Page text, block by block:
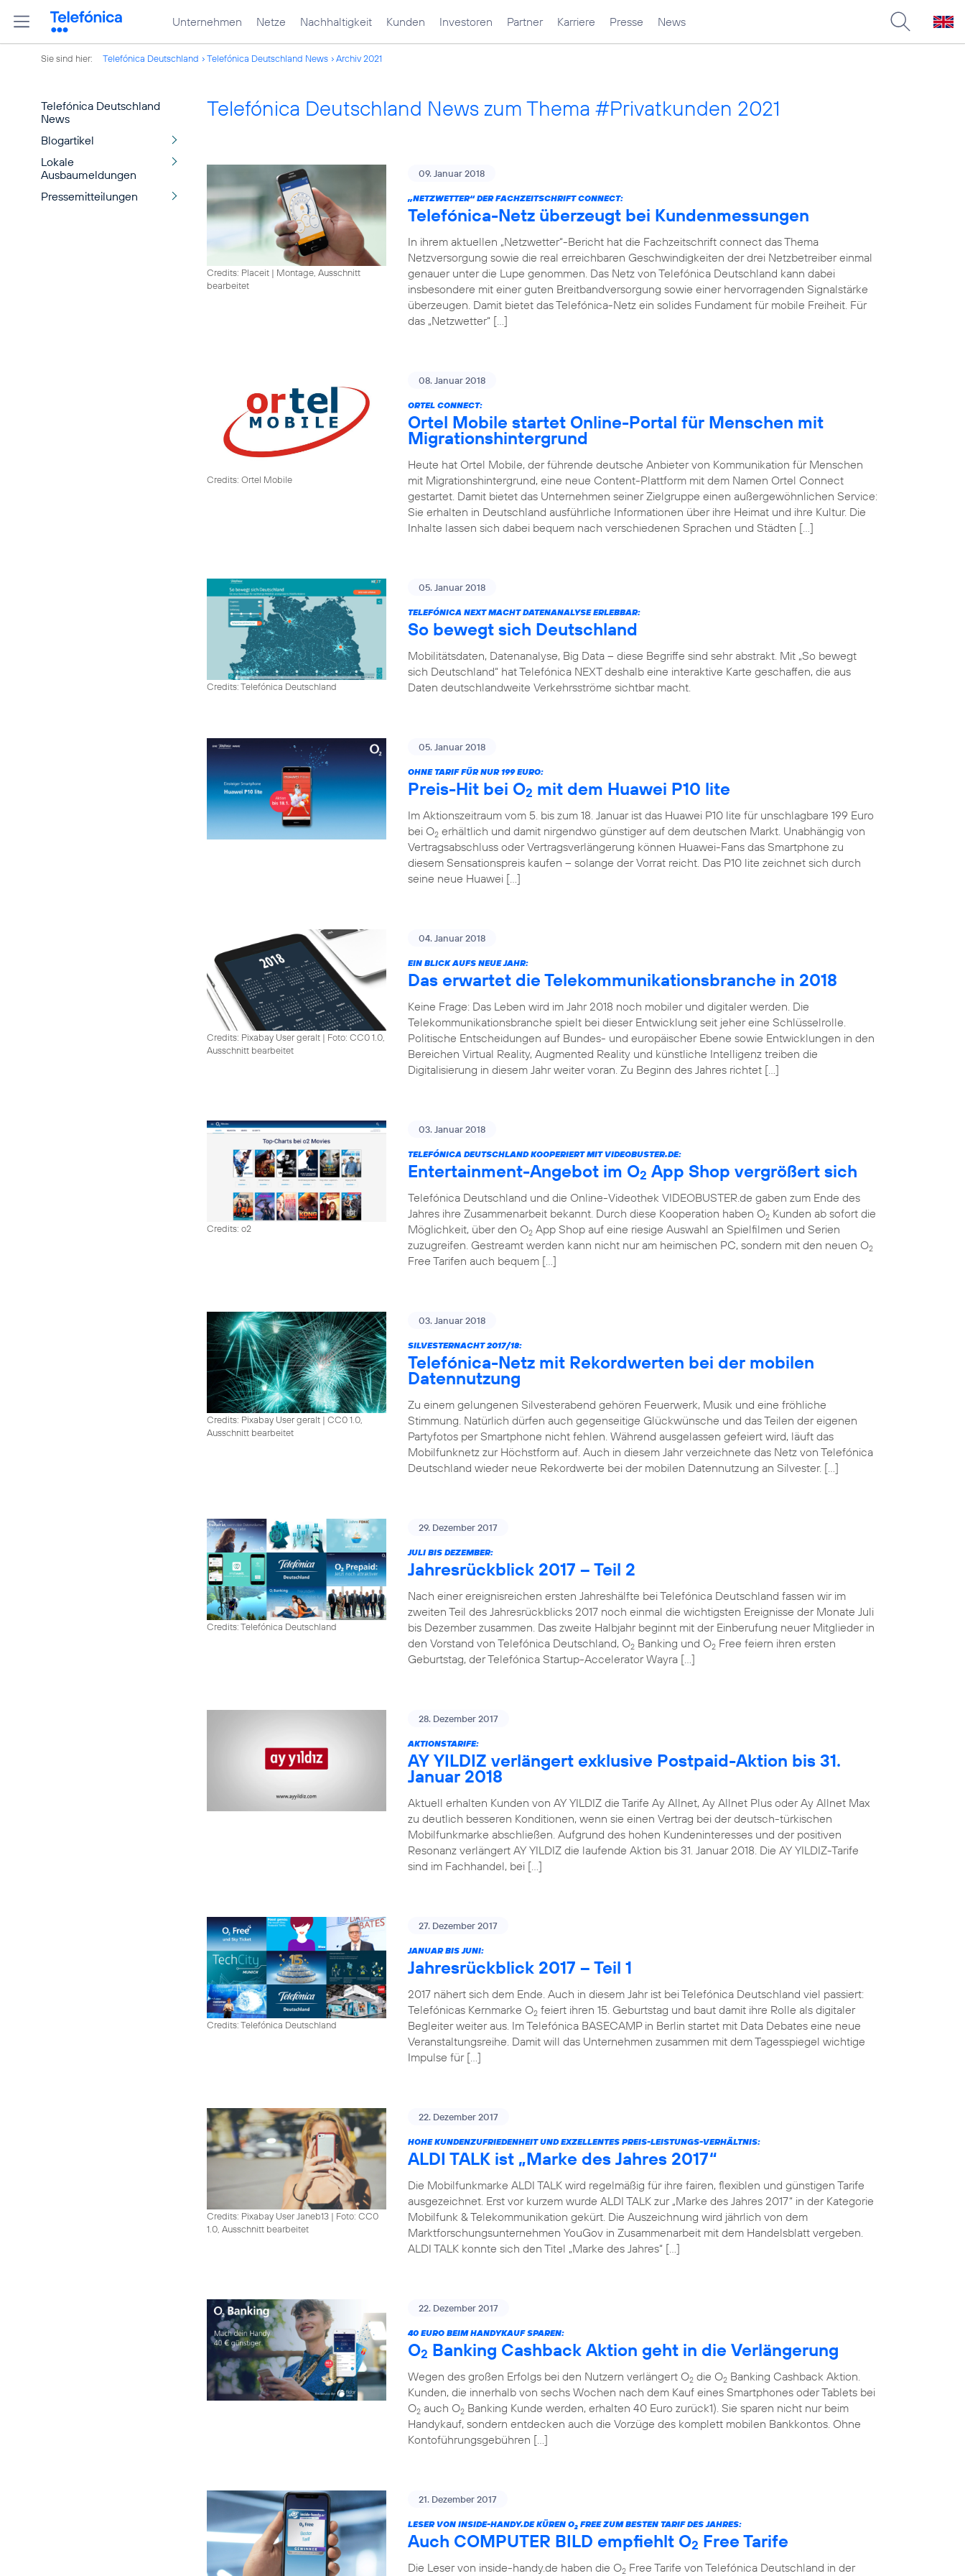
Unternehmen Netze Nachhaltigkeit Kunden Investoren Partner Karriere Presse News
Sie sind hier: Telefónica Deutschland Telefónica Deutschland News Archiv 2021
Telefónica Deutschland
News
Blogartikel
Lokale
Ausbaumeldungen
Pressemitteilungen
Telefónica Deutschland News zum Thema #Privatkunden 2021
Credits: Placeit | Montage, Ausschnitt
bearbeitet
09. Januar 2018
„NETZWETTER“ DER FACHZEITSCHRIFT CONNECT:
Telefónica-Netz überzeugt bei Kundenmessungen
In ihrem aktuellen „Netzwetter“-Bericht hat die Fachzeitschrift connect das Thema
Netzversorgung sowie die real erreichbaren Geschwindigkeiten der drei Netzbetreiber einmal
genauer unter die Lupe genommen. Das Netz von Telefónica Deutschland kann dabei
insbesondere mit einer guten Breitbandversorgung sowie einer hervorragenden Signalstärke
überzeugen. Damit bietet das Telefónica-Netz ein solides Fundament für mobile Freiheit. Für
das „Netzwetter“ […]
Credits: Ortel Mobile
08. Januar 2018
ORTEL CONNECT:
Ortel Mobile startet Online-Portal für Menschen mit
Migrationshintergrund
Heute hat Ortel Mobile, der führende deutsche Anbieter von Kommunikation für Menschen
mit Migrationshintergrund, eine neue Content-Plattform mit dem Namen Ortel Connect
gestartet. Damit bietet das Unternehmen seiner Zielgruppe einen außergewöhnlichen Service:
Sie erhalten in Deutschland ausführliche Informationen über ihre Heimat und ihre Kultur. Die
Inhalte lassen sich dabei bequem nach verschiedenen Sprachen und Städten […]
Credits: Telefónica Deutschland
05. Januar 2018
TELEFÓNICA NEXT MACHT DATENANALYSE ERLEBBAR:
So bewegt sich Deutschland
Mobilitätsdaten, Datenanalyse, Big Data – diese Begriffe sind sehr abstrakt. Mit „So bewegt
sich Deutschland“ hat Telefónica NEXT deshalb eine interaktive Karte geschaffen, die aus
Daten deutschlandweite Verkehrsströme sichtbar macht.
05. Januar 2018
OHNE TARIF FÜR NUR 199 EURO:
Preis-Hit bei O2 mit dem Huawei P10 lite
Im Aktionszeitraum vom 5. bis zum 18. Januar ist das Huawei P10 lite für unschlagbare 199 Euro
bei O2 erhältlich und damit nirgendwo günstiger auf dem deutschen Markt. Unabhängig von
Vertragsabschluss oder Vertragsverlängerung können Huawei-Fans das Smartphone zu
diesem Sensationspreis kaufen – solange der Vorrat reicht. Das P10 lite zeichnet sich durch
seine neue Huawei […]
Credits: Pixabay User geralt | Foto: CC0 1.0,
Ausschnitt bearbeitet
04. Januar 2018
EIN BLICK AUFS NEUE JAHR:
Das erwartet die Telekommunikationsbranche in 2018
Keine Frage: Das Leben wird im Jahr 2018 noch mobiler und digitaler werden. Die
Telekommunikationsbranche spielt bei dieser Entwicklung seit jeher eine Schlüsselrolle.
Politische Entscheidungen auf Bundes- und europäischer Ebene sowie Entwicklungen in den
Bereichen Virtual Reality, Augmented Reality und künstliche Intelligenz treiben die
Digitalisierung in diesem Jahr weiter voran. Zu Beginn des Jahres richtet […]
Credits: o2
03. Januar 2018
TELEFÓNICA DEUTSCHLAND KOOPERIERT MIT VIDEOBUSTER.DE:
Entertainment-Angebot im O2 App Shop vergrößert sich
Telefónica Deutschland und die Online-Videothek VIDEOBUSTER.de gaben zum Ende des
Jahres ihre Zusammenarbeit bekannt. Durch diese Kooperation haben O2 Kunden ab sofort die
Möglichkeit, über den O2 App Shop auf eine riesige Auswahl an Spielfilmen und Serien
zuzugreifen. Gestreamt werden kann nicht nur am heimischen PC, sondern mit den neuen O2
Free Tarifen auch bequem […]
Credits: Pixabay User geralt | CC0 1.0,
Ausschnitt bearbeitet
03. Januar 2018
SILVESTERNACHT 2017/18:
Telefónica-Netz mit Rekordwerten bei der mobilen
Datennutzung
Zu einem gelungenen Silvesterabend gehören Feuerwerk, Musik und eine fröhliche
Stimmung. Natürlich dürfen auch gegenseitige Glückwünsche und das Teilen der eigenen
Partyfotos per Smartphone nicht fehlen. Während ausgelassen gefeiert wird, läuft das
Mobilfunknetz zur Höchstform auf. Auch in diesem Jahr verzeichnete das Netz von Telefónica
Deutschland wieder neue Rekordwerte bei der mobilen Datennutzung an Silvester. […]
Credits: Telefónica Deutschland
29. Dezember 2017
JULI BIS DEZEMBER:
Jahresrückblick 2017 – Teil 2
Nach einer ereignisreichen ersten Jahreshälfte bei Telefónica Deutschland fassen wir im
zweiten Teil des Jahresrückblicks 2017 noch einmal die wichtigsten Ereignisse der Monate Juli
bis Dezember zusammen. Das zweite Halbjahr beginnt mit der Einberufung neuer Mitglieder in
den Vorstand von Telefónica Deutschland, O2 Banking und O2 Free feiern ihren ersten
Geburtstag, der Telefónica Startup-Accelerator Wayra […]
28. Dezember 2017
AKTIONSTARIFE:
AY YILDIZ verlängert exklusive Postpaid-Aktion bis 31.
Januar 2018
Aktuell erhalten Kunden von AY YILDIZ die Tarife Ay Allnet, Ay Allnet Plus oder Ay Allnet Max
zu deutlich besseren Konditionen, wenn sie einen Vertrag bei der deutsch-türkischen
Mobilfunkmarke abschließen. Aufgrund des hohen Kundeninteresses und der positiven
Resonanz verlängert AY YILDIZ die laufende Aktion bis 31. Januar 2018. Die AY YILDIZ-Tarife
sind im Fachhandel, bei […]
Credits: Telefónica Deutschland
27. Dezember 2017
JANUAR BIS JUNI:
Jahresrückblick 2017 – Teil 1
2017 nähert sich dem Ende. Auch in diesem Jahr ist bei Telefónica Deutschland viel passiert:
Telefónicas Kernmarke O2 feiert ihren 15. Geburtstag und baut damit ihre Rolle als digitaler
Begleiter weiter aus. Im Telefónica BASECAMP in Berlin startet mit Data Debates eine neue
Veranstaltungsreihe. Damit will das Unternehmen zusammen mit dem Tagesspiegel wichtige
Impulse für […]
Credits: Pixabay User Janeb13 | Foto: CC0
1.0, Ausschnitt bearbeitet
22. Dezember 2017
HOHE KUNDENZUFRIEDENHEIT UND EXZELLENTES PREIS-LEISTUNGS-VERHÄLTNIS:
ALDI TALK ist „Marke des Jahres 2017“
Die Mobilfunkmarke ALDI TALK wird regelmäßig für ihre fairen, flexiblen und günstigen Tarife
ausgezeichnet. Erst vor kurzem wurde ALDI TALK zur „Marke des Jahres 2017“ in der Kategorie
Mobilfunk & Telekommunikation gekürt. Die Auszeichnung wird jährlich von dem
Marktforschungsunternehmen YouGov in Zusammenarbeit mit dem Handelsblatt vergeben.
ALDI TALK konnte sich den Titel „Marke des Jahres“ […]
22. Dezember 2017
40 EURO BEIM HANDYKAUF SPAREN:
O2 Banking Cashback Aktion geht in die Verlängerung
Wegen des großen Erfolgs bei den Nutzern verlängert O2 die O2 Banking Cashback Aktion.
Kunden, die innerhalb von sechs Wochen nach dem Kauf eines Smartphones oder Tablets bei
O2 auch O2 Banking Kunde werden, erhalten 40 Euro zurück1). Sie sparen nicht nur beim
Handykauf, sondern entdecken auch die Vorzüge des komplett mobilen Bankkontos. Ohne
Kontoführungsgebühren […]
21. Dezember 2017
LESER VON INSIDE-HANDY.DE KÜREN O2 FREE ZUM BESTEN TARIF DES JAHRES:
Auch COMPUTER BILD empfiehlt O2 Free Tarife
Die Leser von inside-handy.de haben die O2 Free Tarife von Telefónica Deutschland in der